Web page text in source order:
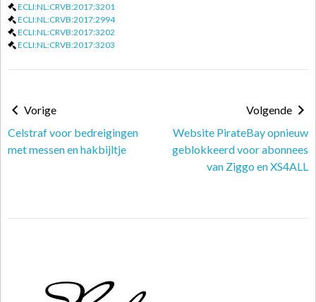
ECLI:NL:CRVB:2017:3201
ECLI:NL:CRVB:2017:2994
ECLI:NL:CRVB:2017:3202
ECLI:NL:CRVB:2017:3203
Vorige
Celstraf voor bedreigingen
met messen en hakbijltje
Volgende
Website PirateBay opnieuw
geblokkeerd voor abonnees
van Ziggo en XS4ALL